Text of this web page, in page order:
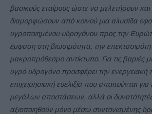
βασικούς εταίρους ώστε να μελετήσουν και
διαμορφώσουν από κοινού μια αλυσίδα
υγροποιημένου υδρογόνου προς την
έμφαση στη βιωσιμότητα, την
μακροπρόθεσμο αντίκτυπο. Για τις βαριές
υγρό υδρογόνο προσφέρει την ενεργειακή
επιχειρησιακή ευελιξία που απαιτούνται
μεγάλων αποστάσεων, αλλά οι
αξιοποιηθούν μόνο μέσω συντονισμένης